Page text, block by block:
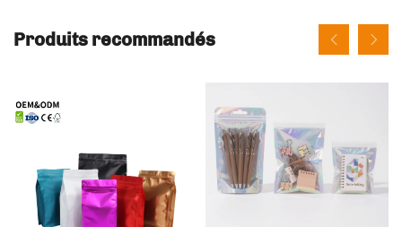
Produits recommandés